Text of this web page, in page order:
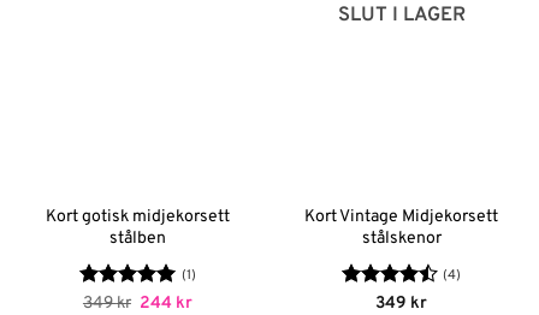
Kort gotisk midjekorsett
stålben
Betygsatt5
(1)
349kr Det
244 krDet
SLUT I LAGER
Kort Vintage Midjekorsett
stålskenor
Betygsatt
(4)
349 kr